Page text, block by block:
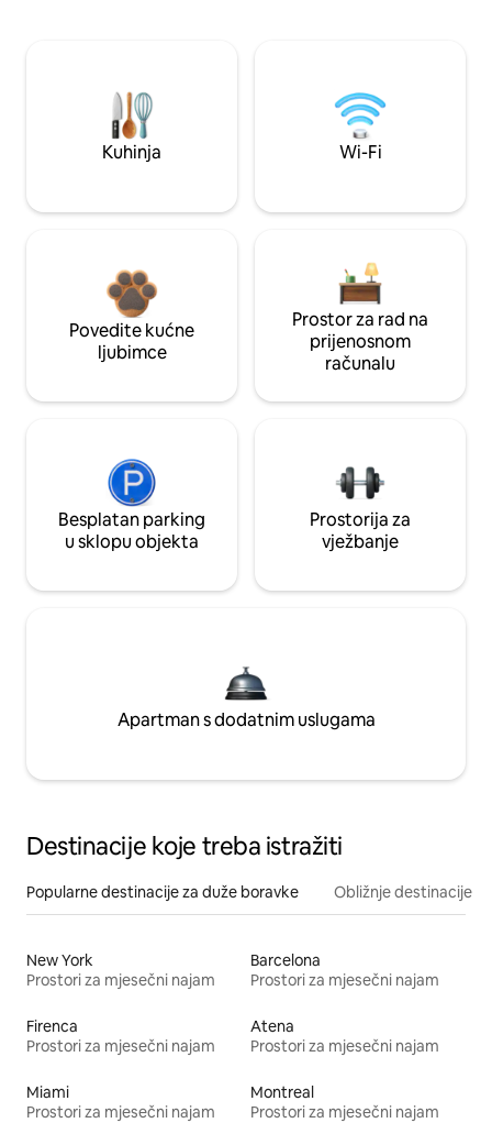
Kuhinja Wi-Fi
Povedite kućne
ljubimce
Prostor za rad na
prijenosnom
računalu
Besplatan parking
u sklopu objekta
Prostorija za
vježbanje
Apartman s dodatnim uslugama
Destinacije koje treba istražiti
Popularne destinacije za duže boravke Obližnje destinacije
New York
Prostori za mjesečni najam
Barcelona
Prostori za mjesečni najam
Firenca
Prostori za mjesečni najam
Atena
Prostori za mjesečni najam
Miami
Prostori za mjesečni najam
Montreal
Prostori za mjesečni najam